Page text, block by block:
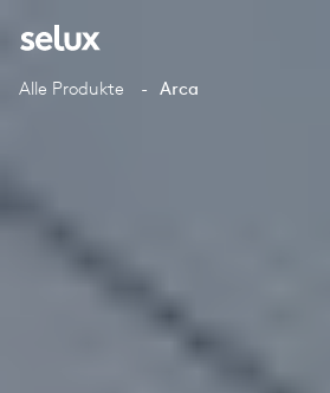
Alle Produkte Arca